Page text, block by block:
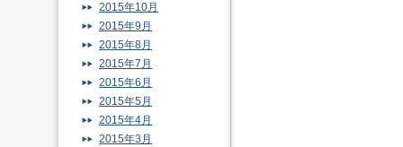
2015年10月
2015年9月
2015年8月
2015年7月
2015年6月
2015年5月
2015年4月
2015年3月